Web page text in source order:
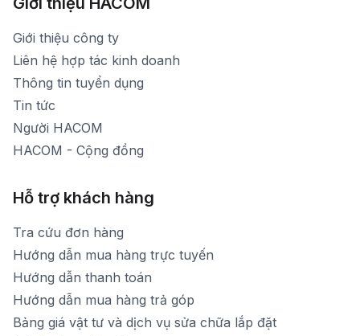
Thời gian mở cửa: Từ 8h30-19h hàng ngày
1900 1903 (máy lẻ 159) -(028)73000322
1900 1903 (máy lẻ 160)
[email protected]
Thời gian mở cửa: Từ 8h30-20h hàng ngày
Giới thiệu công ty
Liên hệ hợp tác kinh doanh
Thông tin tuyển dụng
Tin tức
Người HACOM
HACOM - Cộng đồng
Hỗ trợ khách hàng
Tra cứu đơn hàng
Hướng dẫn mua hàng trực tuyến
Hướng dẫn thanh toán
Hướng dẫn mua hàng trả góp
Bảng giá vật tư và dịch vụ sửa chữa lắp đặt